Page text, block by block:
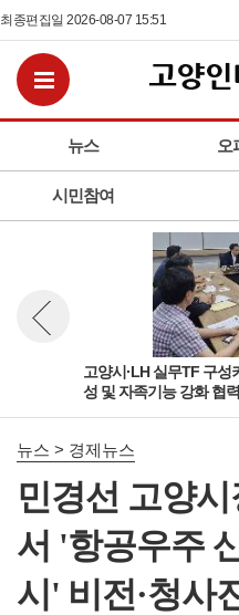
최종편집일 2026-08-07 15:51
뉴스 오
시민참여
전체메뉴보기
고양시·LH 실무TF 구
성 및 자족기능 강화 협
뉴스 이전보기
뉴스 > 경제뉴스
민경선 고양
서 '항공우주
시' 비전·청사